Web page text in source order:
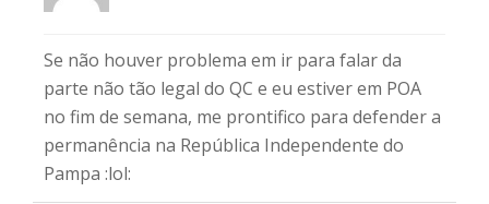
Se não houver problema em ir para falar da
parte não tão legal do QC e eu estiver em POA
no fim de semana, me prontifico para defender a
permanência na República Independente do
Pampa :lol: